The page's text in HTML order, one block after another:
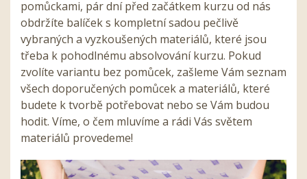
pomůckami, pár dní před začátkem kurzu od nás
obdržíte balíček s kompletní sadou pečlivě
vybraných a vyzkoušených materiálů, které jsou
třeba k pohodlnému absolvování kurzu. Pokud
zvolíte variantu bez pomůcek, zašleme Vám seznam
všech doporučených pomůcek a materiálů, které
budete k tvorbě potřebovat nebo se Vám budou
hodit. Víme, o čem mluvíme a rádi Vás světem
materiálů provedeme!